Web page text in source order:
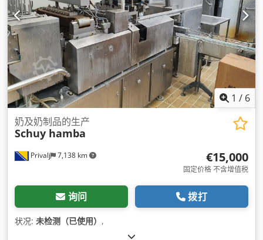
1 / 6
Privalj 7,138 km
奶及奶制品的生产
Schuy hamba
€15,000
固定价格 不含增值税
询问 拨打
状况: 未检测（已使用） ,